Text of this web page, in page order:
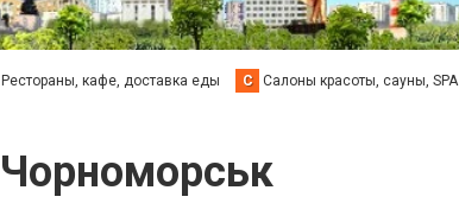
Рестораны, кафе, доставка еды С Салоны красоты, сауны, SPA